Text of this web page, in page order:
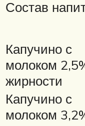
Состав
Капучино с
молоком
жирности
Капучино с
молоком